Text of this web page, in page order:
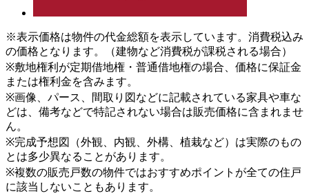
※表示価格は物件の代金総額を表示しています。消費税込み
の価格となります。（建物など消費税が課税される場合）
※敷地権利が定期借地権・普通借地権の場合、価格に保証金
または権利金を含みます。
※画像、パース、間取り図などに記載されている家具や車な
どは、備考などで特記されない場合は販売価格に含まれませ
ん。
※完成予想図（外観、内観、外構、植栽など）は実際のもの
とは多少異なることがあります。
※複数の販売戸数の物件ではおすすめポイントが全ての住戸
に該当しないこともあります。